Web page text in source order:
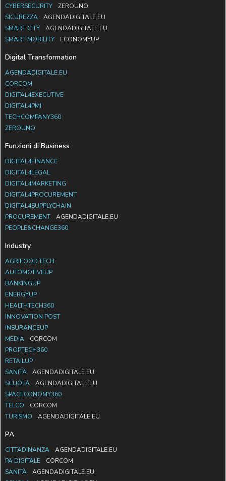
CYBERSECURITY
ZEROUNO
SICUREZZA
AGENDADIGITALE.EU
SMART CITY
AGENDADIGITALE.EU
SMART MOBILITY
ECONOMYUP
Digital Transformation
AGENDADIGITALE.EU
CORCOM
DIGITAL4EXECUTIVE
DIGITAL4PMI
TECHCOMPANY360
ZEROUNO
Funzioni di Business
DIGITAL4FINANCE
DIGITAL4LEGAL
DIGITAL4MARKETING
DIGITAL4PROCUREMENT
DIGITAL4SUPPLYCHAIN
PROCUREMENT
AGENDADIGITALE.EU
PEOPLE&CHANGE360
Industry
AGRIFOOD.TECH
AUTOMOTIVEUP
BANKINGUP
ENERGYUP
HEALTHTECH360
INNOVATION POST
INSURANCEUP
MEDIA
CORCOM
PROPTECH360
RETAILUP
SANITÀ
AGENDADIGITALE.EU
SCUOLA
AGENDADIGITALE.EU
SPACECONOMY360
TELCO
CORCOM
TURISMO
AGENDADIGITALE.EU
PA
CITTADINANZA
AGENDADIGITALE.EU
PA DIGITALE
CORCOM
SANITÀ
AGENDADIGITALE.EU